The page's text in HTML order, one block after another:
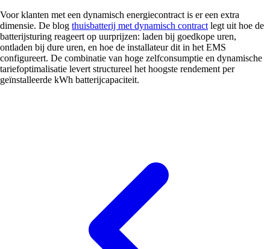
Voor klanten met een dynamisch energiecontract is er een extra
dimensie. De blog thuisbatterij met dynamisch contract legt uit hoe de
batterijsturing reageert op uurprijzen: laden bij goedkope uren,
ontladen bij dure uren, en hoe de installateur dit in het EMS
configureert. De combinatie van hoge zelfconsumptie en dynamische
tariefoptimalisatie levert structureel het hoogste rendement per
geïnstalleerde kWh batterijcapaciteit.